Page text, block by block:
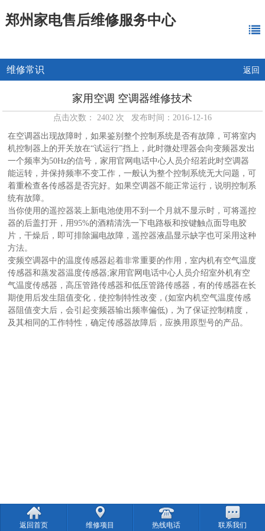
郑州家电售后维修服务中心
维修常识 返回
家用空调 空调器维修技术
点击次数： 2402 次 发布时间：2016-12-16
在空调器出现故障时，如果鉴别整个控制系统是否有故障，可将室内
机控制器上的开关放在“试运行”挡上，此时微处理器会向变频器发出
一个频率为50Hz的信号，家用官网电话中心人员介绍若此时空调器
能运转，并保持频率不变工作，一般认为整个控制系统无大问题，可
着重检查各传感器是否完好。如果空调器不能正常运行，说明控制系
统有故障。
当你使用的遥控器装上新电池使用不到一个月就不显示时，可将遥控
器的后盖打开，用95%的酒精清洗一下电路板和按键触点面导电胶
片，干燥后，即可排除漏电故障，遥控器液晶显示缺字也可采用这种
方法。
变频空调器中的温度传感器起着非常重要的作用，室内机有空气温度
传感器和蒸发器温度传感器;家用官网电话中心人员介绍室外机有空
气温度传感器，高压管路传感器和低压管路传感器，有的传感器在长
期使用后发生阻值变化，使控制特性改变，(如室内机空气温度传感
器阻值变大后，会引起变频器输出频率偏低)，为了保证控制精度，
及其相同的工作特性，确定传感器故障后，应换用原型号的产品。
返回首页 维修项目 热线电话 联系我们